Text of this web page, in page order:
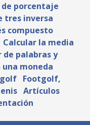
de porcentaje
tres inversa
compuesto
Calcular la media
de palabras y
una moneda
Footgolf,
Artículos